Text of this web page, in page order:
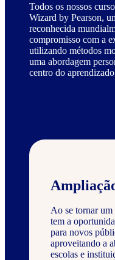
Todos os nossos
Wizard by Pearson,
reconhecida
compromisso com a
utilizando métodos
uma abordagem
centro do
Ao se tornar
tem a
para novos
aproveitando a
escolas e